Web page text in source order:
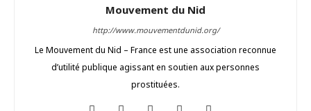
Mouvement du Nid
http://www.mouvementdunid.org/
Le Mouvement du Nid – France est une association reconnue
d’utilité publique agissant en soutien aux personnes
prostituées.